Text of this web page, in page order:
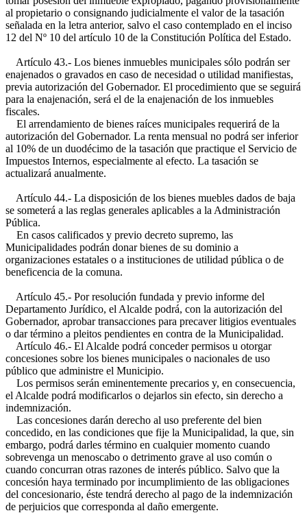
al propietario o consignando judicialmente el valor de la tasación
señalada en la letra anterior, salvo el caso contemplado en el inciso
12 del Nº 10 del artículo 10 de la Constitución Política del Estado.
Artículo 43.- Los bienes inmuebles municipales sólo podrán ser
enajenados o gravados en caso de necesidad o utilidad manifiestas,
previa autorización del Gobernador. El procedimiento que se seguirá
para la enajenación, será el de la enajenación de los inmuebles
fiscales.
El arrendamiento de bienes raíces municipales requerirá de la
autorización del Gobernador. La renta mensual no podrá ser inferior
al 10% de un duodécimo de la tasación que practique el Servicio de
Impuestos Internos, especialmente al efecto. La tasación se
actualizará anualmente.
Artículo 44.- La disposición de los bienes muebles dados de baja
se someterá a las reglas generales aplicables a la Administración
Pública.
En casos calificados y previo decreto supremo, las
Municipalidades podrán donar bienes de su dominio a
organizaciones estatales o a instituciones de utilidad pública o de
beneficencia de la comuna.
Artículo 45.- Por resolución fundada y previo informe del
Departamento Jurídico, el Alcalde podrá, con la autorización del
Gobernador, aprobar transacciones para precaver litigios eventuales
o dar término a pleitos pendientes en contra de la Municipalidad.
Artículo 46.- El Alcalde podrá conceder permisos u otorgar
concesiones sobre los bienes municipales o nacionales de uso
público que administre el Municipio.
Los permisos serán eminentemente precarios y, en consecuencia,
el Alcalde podrá modificarlos o dejarlos sin efecto, sin derecho a
indemnización.
Las concesiones darán derecho al uso preferente del bien
concedido, en las condiciones que fije la Municipalidad, la que, sin
embargo, podrá darles término en cualquier momento cuando
sobrevenga un menoscabo o detrimento grave al uso común o
cuando concurran otras razones de interés público. Salvo que la
concesión haya terminado por incumplimiento de las obligaciones
del concesionario, éste tendrá derecho al pago de la indemnización
de perjuicios que corresponda al daño emergente.